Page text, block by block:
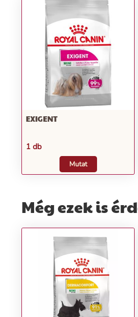
EXIGENT
1 db
Mutat
Még ezek is